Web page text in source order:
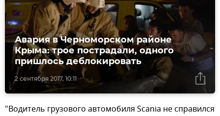
2 сентября 2017, 10:11
Авария в Черноморском районе
Крыма: трое пострадали, одного
пришлось деблокировать
"Водитель грузового автомобиля Scania не справился